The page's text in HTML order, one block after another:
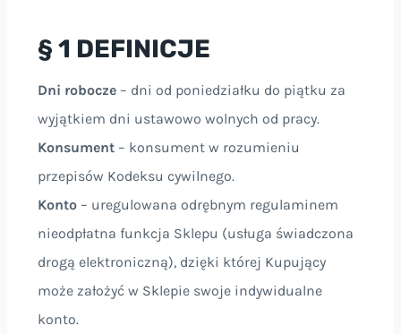
§ 1 DEFINICJE
Dni robocze – dni od poniedziałku do piątku za
wyjątkiem dni ustawowo wolnych od pracy.
Konsument – konsument w rozumieniu
przepisów Kodeksu cywilnego.
Konto – uregulowana odrębnym regulaminem
nieodpłatna funkcja Sklepu (usługa świadczona
drogą elektroniczną), dzięki której Kupujący
może założyć w Sklepie swoje indywidualne
konto.